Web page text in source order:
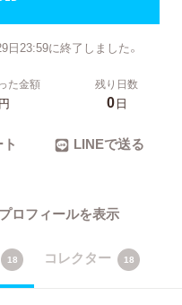
日23:59に終了しました。
た金額
円
残り日数
0日
LINEで送る
プロフィールを表示
18 コレクター 18